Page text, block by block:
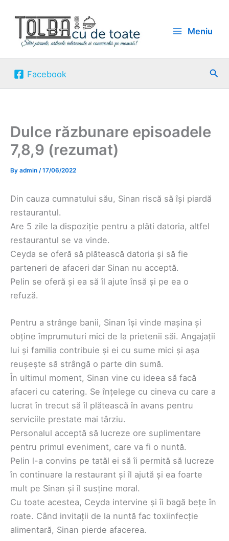
content
Meniu
Facebook
Dulce răzbunare episoadele
7,8,9 (rezumat)
By admin /17/06/2022
Din cauza cumnatului său, Sinan riscă să își piardă
restaurantul.
Are 5 zile la dispoziție pentru a plăti datoria, altfel
restaurantul se va vinde.
Ceyda se oferă să plătească datoria și să fie
parteneri de afaceri dar Sinan nu acceptă.
Pelin se oferă și ea să îl ajute însă și pe ea o
refuză.
Pentru a strânge banii, Sinan își vinde mașina și
obține împrumuturi mici de la prietenii săi. Angajații
lui și familia contribuie și ei cu sume mici și așa
reușește să strângă o parte din sumă.
În ultimul moment, Sinan vine cu ideea să facă
afaceri cu catering. Se înțelege cu cineva cu care a
lucrat în trecut să îl plătească în avans pentru
serviciile prestate mai târziu.
Personalul acceptă să lucreze ore suplimentare
pentru primul eveniment, care va fi o nuntă.
Pelin l-a convins pe tatăl ei să îi permită să lucreze
în continuare la restaurant și îl ajută și ea foarte
mult pe Sinan și îl susține moral.
Cu toate acestea, ​​Ceyda intervine și îi bagă bețe în
roate. Când invitații de la nuntă fac toxiinfecție
alimentară, Sinan pierde afacerea.